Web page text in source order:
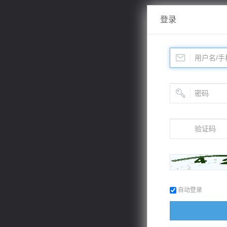
登录
自动登录